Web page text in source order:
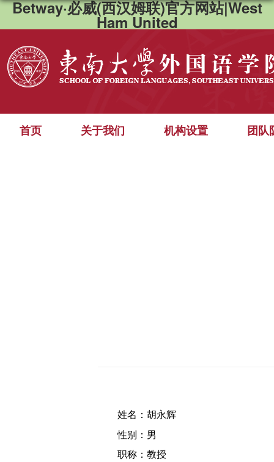
Betway·必威(西汉姆联)官方网站|West
Ham United
首页 关于我们 机构设置 团队
姓名：胡永辉
性别：男
职称：教授